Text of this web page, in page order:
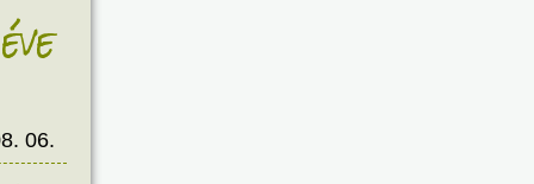
éve
06.